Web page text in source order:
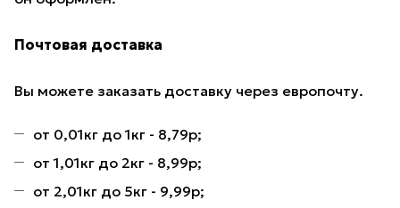
Почтовая доставка
Вы можете заказать доставку через европочту.
от 0,01кг до 1кг - 8,79р;
от 1,01кг до 2кг - 8,99р;
от 2,01кг до 5кг - 9,99р;